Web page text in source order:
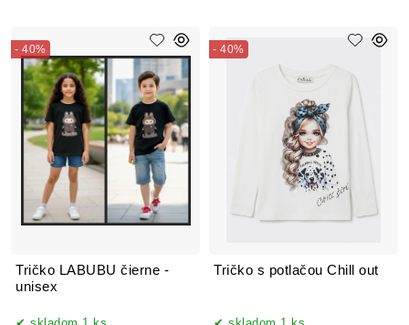
Tričko LABUBU čierne -
unisex
- 40%
Tričko s potlačou Chill out
- 40%